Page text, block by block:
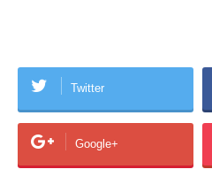
開
ま
)
Twitter
Google+